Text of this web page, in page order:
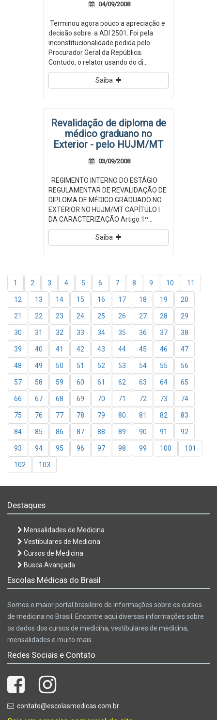
04/09/2008
Terminou agora pouco a apreciação e
decisão sobre a ADI 2501. Foi pela
inconstitucionalidade pedida pelo
Procurador Geral da República.
Contudo, o relator usando do di...
Saiba
Revalidação de diploma de
médico graduano no
Exterior - pelo HUJM/MT
03/09/2008
REGIMENTO INTERNO DO ESTÁGIO
REGULAMENTAR DE REVALIDAÇÃO DE
DIPLOMA DE MÉDICO GRADUADO NO
EXTERIOR NO HUJM/MT CAPÍTULO I
DA CARACTERIZAÇÃO Artigo 1º...
Saiba
1 2 3 4 5 6 7 8 9 10 11
12 13 14 15 16 17 18 19 20
21 22 23 24 25 26 27 28 29
30 31 32 33 34 35 36 37 38
39 40 41 42 43 44 45 46 47
48 49 50 51 52 53 54 55 56
57 58 59 60 61 62 63 64 65
66 67 68 69 70 71 72 73 74
75 76 77 78 79 80 81 82 83
84 85 86 87 88 89 90 91 92
93 94 95 96 97 98 99 100 101
102 103
Destaques
Mensalidades de Medicina
Vestibulares de Medicina
Cursos de Medicina
Busca Avançada
Escolas Médicas do Brasil
Somos o maior portal brasileiro de informações sobre os cursos
de medicina no Brasil. Encontre aqui diversas informações sobre
os dados dos cursos de medicina, vestibulares de medicina,
mensalidades e muito mais.
Redes Sociais e Contato
contato@escolasmedicas.com.br